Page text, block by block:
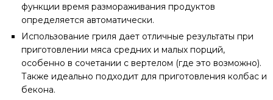
функции время размораживания продуктов
определяется автоматически.
Использование гриля дает отличные результаты при
приготовлении мяса средних и малых порций,
особенно в сочетании с вертелом (где это возможно).
Также идеально подходит для приготовления колбас и
бекона.